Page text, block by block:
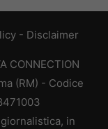
- Disclaimer
CONNECTION
(RM) - Codice
in